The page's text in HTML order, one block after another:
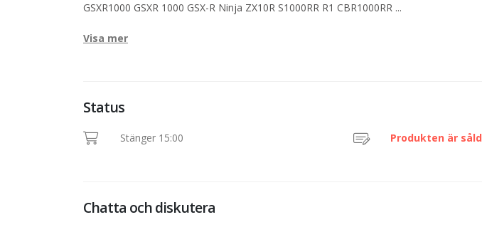
GSXR1000 GSXR 1000 GSX-R Ninja ZX10R S1000RR R1 CBR1000RR ...
Visa mer
Status
Stänger 15:00 Produkten är såld
Chatta och diskutera